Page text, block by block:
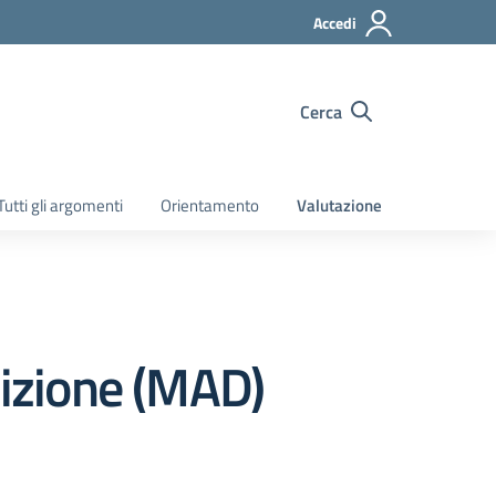
Accedi
Cerca
gli argomenti Orientamento Valutazione
(MAD)